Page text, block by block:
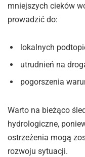
mniejszych cieków
prowadzić do:
lokalnych
utrudnień na
pogorszenia
Warto na bieżąco
hydrologiczne,
ostrzeżenia mogą
rozwoju sytuacji.